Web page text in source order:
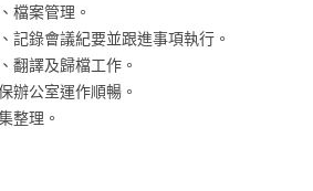
檔案管理。
記錄會議紀要並跟進事項執行。
翻譯及歸檔工作。
辦公室運作順暢。
整理。